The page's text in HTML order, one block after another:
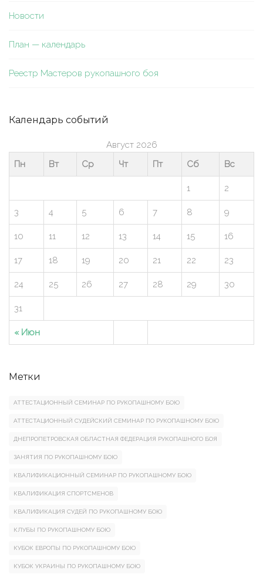
Новости
План — календарь
Реестр Мастеров рукопашного боя
Календарь событий
Август 2026
Пн
Вт Ср Чт Пт Сб Вс
« Июн
1 2
3 4 5 6 7 8 9
10 11 12 13 14 15 16
17 18 19 20 21 22 23
24 25 26 27 28 29 30
31
Метки
АТТЕСТАЦИОННЫЙ СЕМИНАР ПО РУКОПАШНОМУ БОЮ
АТТЕСТАЦИОННЫЙ СУДЕЙСКИЙ СЕМИНАР ПО РУКОПАШНОМУ БОЮ
ДНЕПРОПЕТРОВСКАЯ ОБЛАСТНАЯ ФЕДЕРАЦИЯ РУКОПАШНОГО БОЯ
ЗАНЯТИЯ ПО РУКОПАШНОМУ БОЮ
КВАЛИФИКАЦИОННЫЙ СЕМИНАР ПО РУКОПАШНОМУ БОЮ
КВАЛИФИКАЦИЯ СПОРТСМЕНОВ
КВАЛИФИКАЦИЯ СУДЕЙ ПО РУКОПАШНОМУ БОЮ
КЛУБЫ ПО РУКОПАШНОМУ БОЮ
КУБОК ЕВРОПЫ ПО РУКОПАШНОМУ БОЮ
КУБОК УКРАИНЫ ПО РУКОПАШНОМУ БОЮ